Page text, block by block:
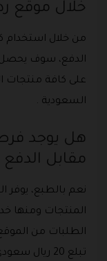
خلال موقع
الدفع، سوف
على كافة منتجات
السعودية .
هل يوجد
مقابل الدفع
نعم بالطبع، يوفر
المنتجات ومنها
الطلبات من
تبلع 20